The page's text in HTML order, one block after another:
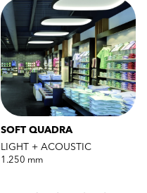
SOFT QUADRA
LIGHT + ACOUSTIC
1.250 mm